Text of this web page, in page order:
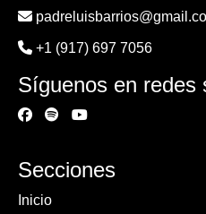
+1 (917) 697 7056
Síguenos en redes
Secciones
Inicio